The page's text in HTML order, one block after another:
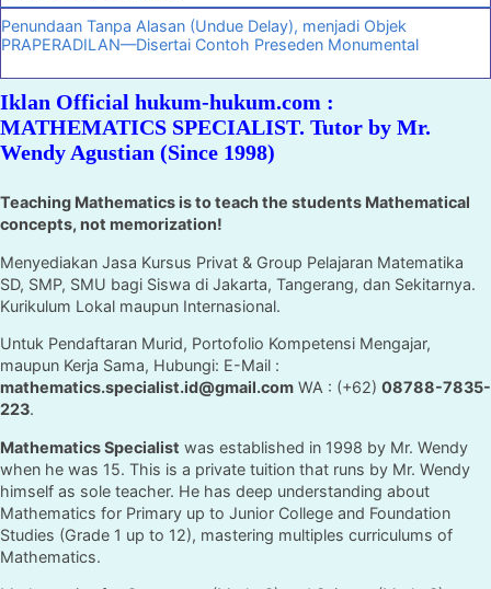
Penundaan Tanpa Alasan (Undue Delay), menjadi Objek
PRAPERADILAN—Disertai Contoh Preseden Monumental
Iklan Official hukum-hukum.com :
MATHEMATICS SPECIALIST. Tutor by Mr.
Wendy Agustian (Since 1998)
Teaching Mathematics is to teach the students Mathematical
concepts, not memorization!
Menyediakan Jasa Kursus Privat & Group Pelajaran Matematika
SD, SMP, SMU bagi Siswa di Jakarta, Tangerang, dan Sekitarnya.
Kurikulum Lokal maupun Internasional.
Untuk Pendaftaran Murid, Portofolio Kompetensi Mengajar,
maupun Kerja Sama, Hubungi: E-Mail :
mathematics.specialist.id@gmail.com WA : (+62) 08788-7835-
223.
Mathematics Specialist was established in 1998 by Mr. Wendy
when he was 15. This is a private tuition that runs by Mr. Wendy
himself as sole teacher. He has deep understanding about
Mathematics for Primary up to Junior College and Foundation
Studies (Grade 1 up to 12), mastering multiples curriculums of
Mathematics.